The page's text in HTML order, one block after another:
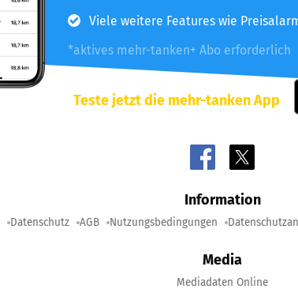
Viele weitere Features wie
*aktives mehr-tanken+ Abo erforderlich
Teste jetzt die mehr-tanken App
Information
Datenschutz AGB Nutzungsbedingungen
Media
Mediadaten Online